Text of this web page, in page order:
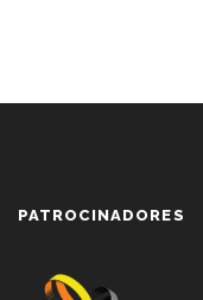
PATROCINADORES